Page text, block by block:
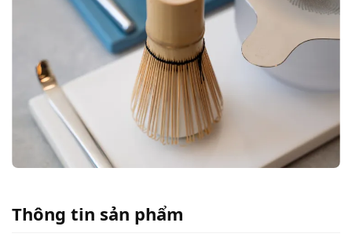
Thông tin sản phẩm